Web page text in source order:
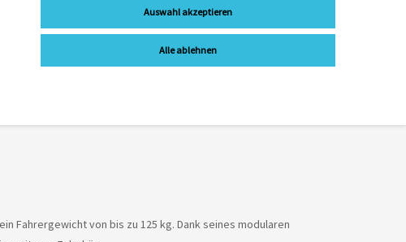
Fahrergewicht von bis zu 125 kg. Dank seines modularen
Auswahl akzeptieren
Alle ablehnen